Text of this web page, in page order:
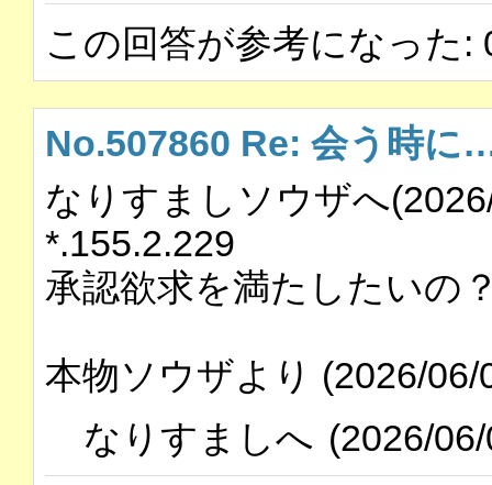
この回答が参考になっ
No.507860 Re: 会う時に
なりすましソウザへ
*.155.2.229
承認欲求を満たしたいの
本物ソウザより (2026/
なりすましへ (2026/